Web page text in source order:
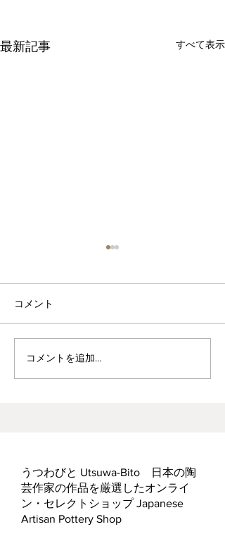
最新記事 すべて表示
ヘス&あかね夫妻 ２人展
コメント
コメントを追加…
うつわびと Utsuwa-Bito 日本の陶
芸作家の作品を厳選したオンライ
ン・セレクトショップ Japanese
Artisan Pottery Shop